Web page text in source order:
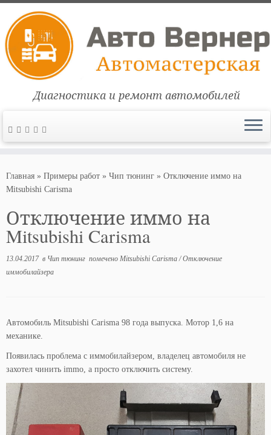
содержимому
Диагностика и ремонт автомобилей
Главная » Примеры работ » Чип тюнинг » Отключение иммо на
Mitsubishi Carisma
Отключение иммо на
Mitsubishi Carisma
13.04.2017в Чип тюнинг помечено Mitsubishi Carisma /Отключение
иммобилайзера
Автомобиль Mitsubishi Carisma 98 года выпуска. Мотор 1,6 на
механике.
Появилась проблема с иммобилайзером, владелец автомобиля не
захотел чинить immo, а просто отключить систему.